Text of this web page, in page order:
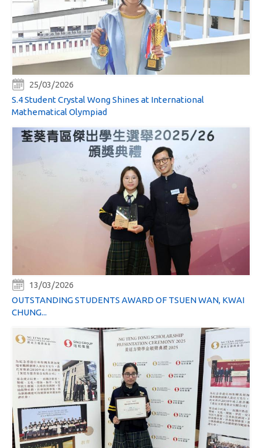
25/03/2026
S.4 Student Crystal Wong Shines at International
Mathematical Olympiad
13/03/2026
OUTSTANDING STUDENTS AWARD OF TSUEN WAN, KWAI
CHUNG...